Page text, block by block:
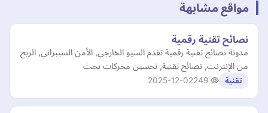
مواقع مشابهة
نصائح تقنية رقمية
مدونة نصائح تقنية رقمية تقدم السيو الخارجي, الأمن السيبراني, الربح
من الإنترنت, نصائح تقنية, تحسين محركات بحث
تقنية 2025-12-02